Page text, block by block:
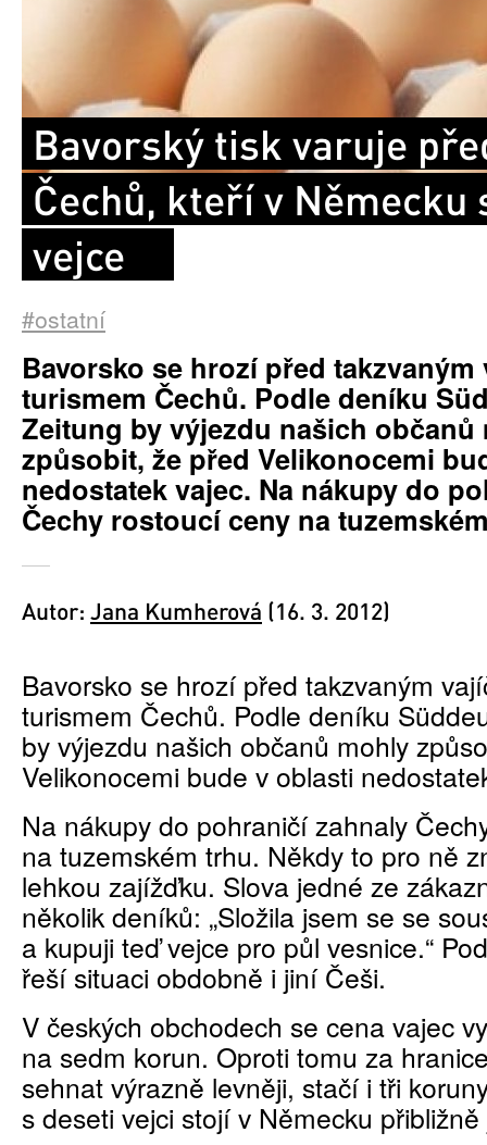
Bavorský tisk varuje
Čechů, kteří v Německu
vejce
#ostatní
Bavorsko se hrozí před
turismem Čechů. Podle deníku
Zeitung by výjezdu našich občanů
způsobit, že před Velikonocemi
nedostatek vajec. Na nákupy do
Čechy rostoucí ceny na
Autor: Jana Kumherová (16. 3. 2012)
Bavorsko se hrozí před takzvaným
turismem Čechů. Podle deníku
by výjezdu našich občanů mohly
Velikonocemi bude v oblasti
Na nákupy do pohraničí zahnaly
na tuzemském trhu. Někdy to pro ně
lehkou zajížďku. Slova jedné ze
několik deníků: „Složila jsem se se
a kupuji teď vejce pro půl vesnice.“
řeší situaci obdobně i jiní Češi.
V českých obchodech se cena vajec
na sedm korun. Oproti tomu za
sehnat výrazně levněji, stačí i tři
s deseti vejci stojí v Německu